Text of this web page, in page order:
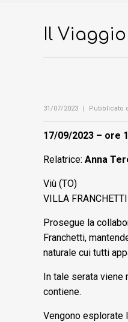
Il
31/07/2023 Pubblicato
17/09/2023 – ore
Relatrice: Anna
Viù (TO)
VILLA FRANCHETTI
Prosegue la
Franchetti,
naturale cui tutti
In tale serata viene
contiene.
Vengono esplorate